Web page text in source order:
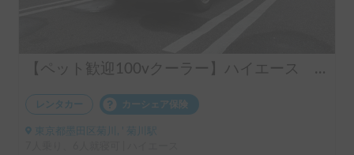
【ペット歓迎100vクーラー】ハイエース バンクベット6名就寝
レンタカー カーシェア保険
東京都墨田区菊川, ' 菊川駅